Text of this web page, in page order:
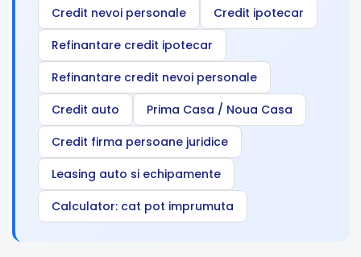
Credit nevoi personale
Credit ipotecar
Refinantare credit ipotecar
Refinantare credit nevoi personale
Credit auto
Prima Casa / Noua Casa
Credit firma persoane juridice
Leasing auto si echipamente
Calculator: cat pot imprumuta